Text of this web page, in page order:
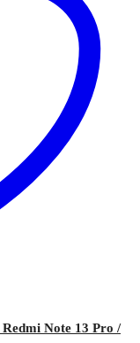
Note 13 Pro /